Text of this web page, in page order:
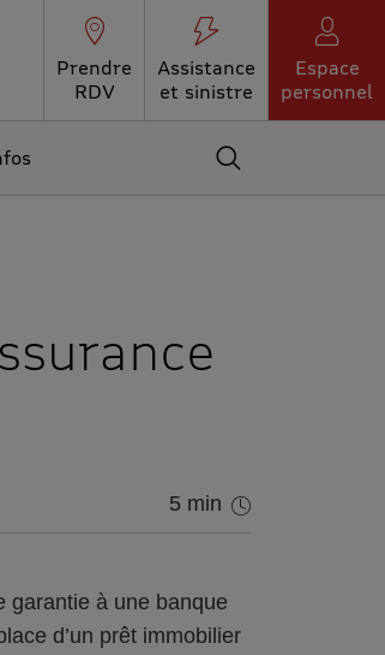
Prendre
RDV
Assistance
et sinistre
Espace
personnel
Accédez au moteur
5 min
garantie à une banque
d’un prêt immobilier